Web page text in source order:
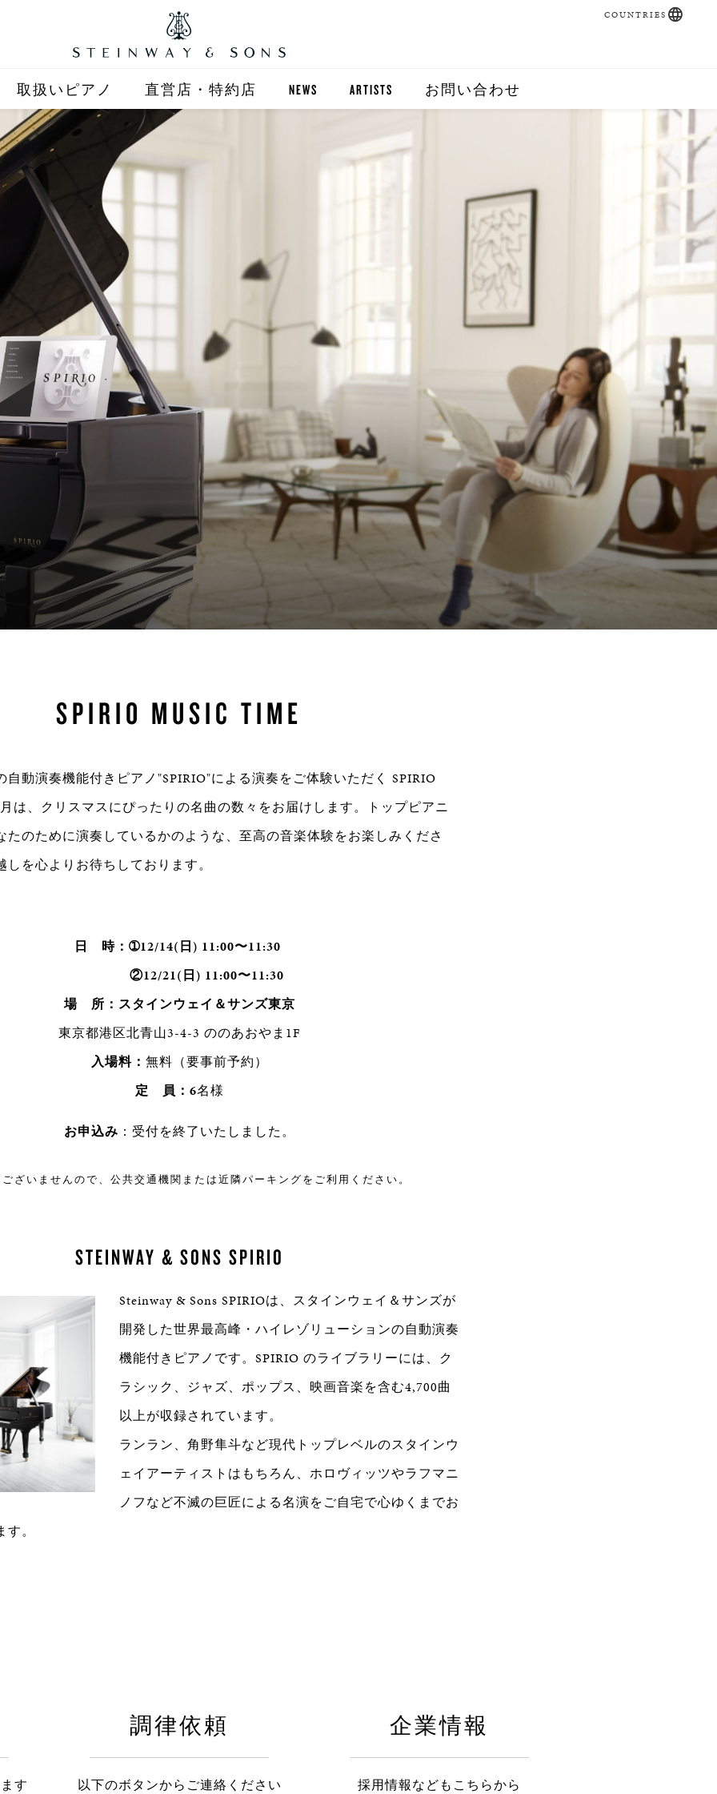
取扱いピアノ
STEINWAY
自動演奏 SPIRIO
BOSTON
直営店・特約店
直営店 (東京)
直営店 (大阪)
全国正規特約店
NEWS ARTISTS お問い合わせ
COUNTRIES
SPIRIO MUSIC TIME
自動演奏機能付きピアノ"SPIRIO"による演奏をご体験いただく SPIRIO
は、クリスマスにぴったりの名曲の数々をお届けします。トップピアニ
たのために演奏しているかのような、至高の音楽体験をお楽しみくださ
を心よりお待ちしております。
日 時：➀12/14(日) 11:00〜11:30
②12/21(日) 11:00〜11:30
場 所：スタインウェイ＆サンズ東京
東京都港区北青山3-4-3 ののあおやま1F
入場料： 無料（要事前予約）
定 員：6名様
お申込み ：受付を終了いたしました。
ざいませんので、公共交通機関または近隣パーキングをご利用ください。
STEINWAY & SONS SPIRIO
Steinway & Sons SPIRIOは、スタインウェイ＆サンズが
開発した世界最高峰・ハイレゾリューションの自動演奏
機能付きピアノです。SPIRIO のライブラリーには、ク
ラシック、ジャズ、ポップス、映画音楽を含む4,700曲
以上が収録されています。
ランラン、角野隼斗など現代トップレベルのスタインウ
ェイアーティストはもちろん、ホロヴィッツやラフマニ
ノフなど不滅の巨匠による名演をご自宅で心ゆくまでお
。
す
調律依頼
以下のボタンからご連絡ください
企業情報
採用情報などもこちらから